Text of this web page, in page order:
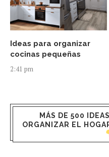
Ideas para organizar
cocinas pequeñas
2:41 pm
MÁS DE 500
ORGANIZAR EL